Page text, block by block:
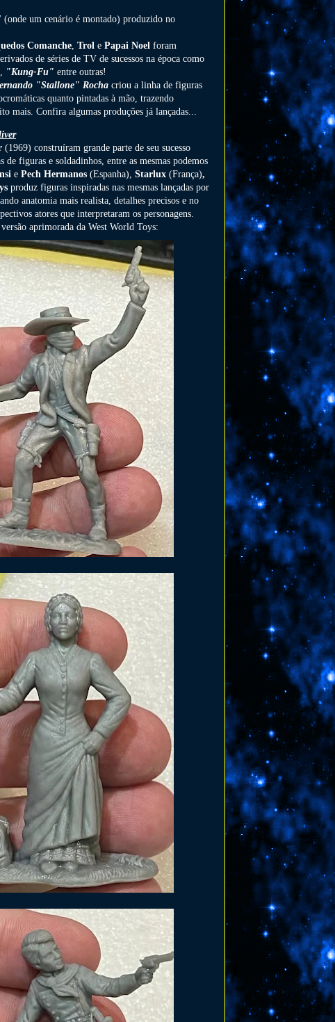
um cenário é montado) produzido no
Comanche Trol e Papai Noel foram
de séries de TV de sucessos na época como
"Kung-Fu" entre outras!
"Stallone" Rocha criou a linha de figuras
quanto pintadas à mão, trazendo
mais. Confira algumas produções já lançadas...
(1969) construíram grande parte de seu sucesso
figuras e soldadinhos, entre as mesmas podemos
e Pech Hermanos (Espanha), Starlux (França),
produz figuras inspiradas nas mesmas lançadas por
anatomia mais realista, detalhes precisos e no
atores que interpretaram os personagens.
aprimorada da West World Toys: